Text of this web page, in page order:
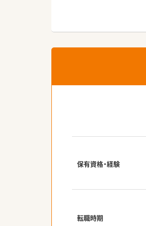
保有資格・経験
転職時期